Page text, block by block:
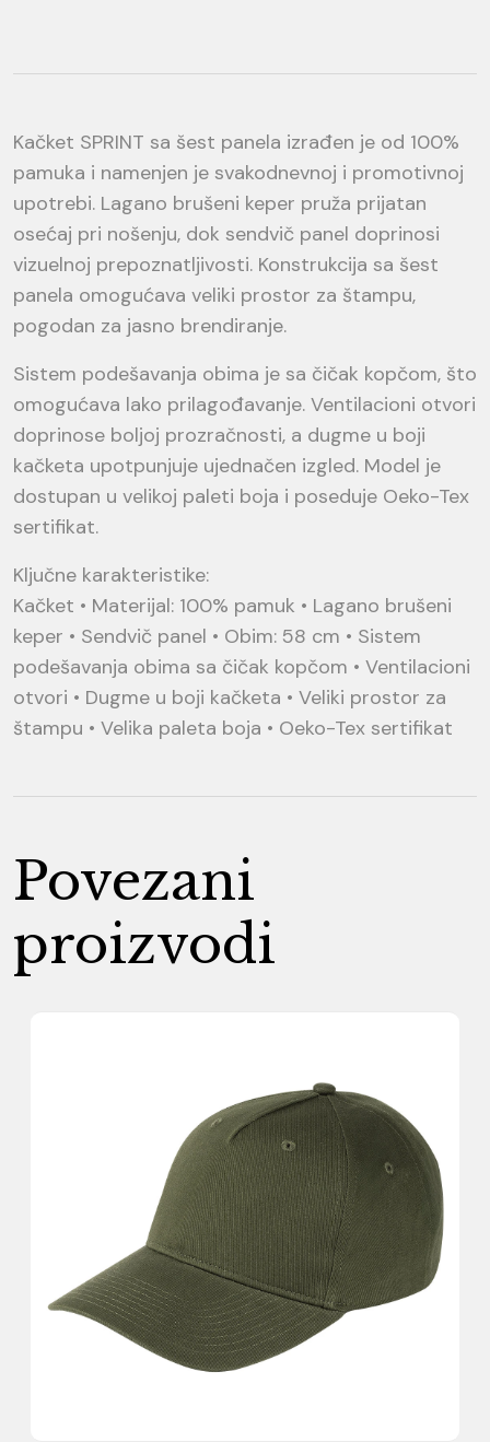
Kačket SPRINT sa šest panela izrađen je od 100%
pamuka i namenjen je svakodnevnoj i promotivnoj
upotrebi. Lagano brušeni keper pruža prijatan
osećaj pri nošenju, dok sendvič panel doprinosi
vizuelnoj prepoznatljivosti. Konstrukcija sa šest
panela omogućava veliki prostor za štampu,
pogodan za jasno brendiranje.
Sistem podešavanja obima je sa čičak kopčom, što
omogućava lako prilagođavanje. Ventilacioni otvori
doprinose boljoj prozračnosti, a dugme u boji
kačketa upotpunjuje ujednačen izgled. Model je
dostupan u velikoj paleti boja i poseduje Oeko-Tex
sertifikat.
Ključne karakteristike:
Kačket • Materijal: 100% pamuk • Lagano brušeni
keper • Sendvič panel • Obim: 58 cm • Sistem
podešavanja obima sa čičak kopčom • Ventilacioni
otvori • Dugme u boji kačketa • Veliki prostor za
štampu • Velika paleta boja • Oeko-Tex sertifikat
Povezani
proizvodi